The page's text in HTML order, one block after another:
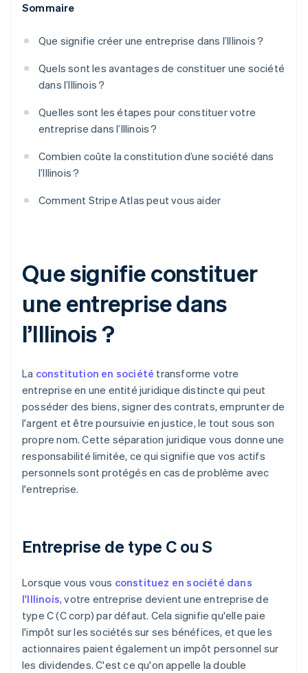
Sommaire
Que signifie créer une entreprise dans l’Illinois ?
Quels sont les avantages de constituer une société
dans l’Illinois ?
Quelles sont les étapes pour constituer votre
entreprise dans l’Illinois ?
Combien coûte la constitution d’une société dans
l’Illinois ?
Comment Stripe Atlas peut vous aider
Que signifie constituer
une entreprise dans
l’Illinois ?
La constitution en société transforme votre
entreprise en une entité juridique distincte qui peut
posséder des biens, signer des contrats, emprunter de
l'argent et être poursuivie en justice, le tout sous son
propre nom. Cette séparation juridique vous donne une
responsabilité limitée, ce qui signifie que vos actifs
personnels sont protégés en cas de problème avec
l'entreprise.
Entreprise de type C ou S
Lorsque vous vous constituez en société dans
l'Illinois, votre entreprise devient une entreprise de
type C (C corp) par défaut. Cela signifie qu'elle paie
l'impôt sur les sociétés sur ses bénéfices, et que les
actionnaires paient également un impôt personnel sur
les dividendes. C'est ce qu'on appelle la double